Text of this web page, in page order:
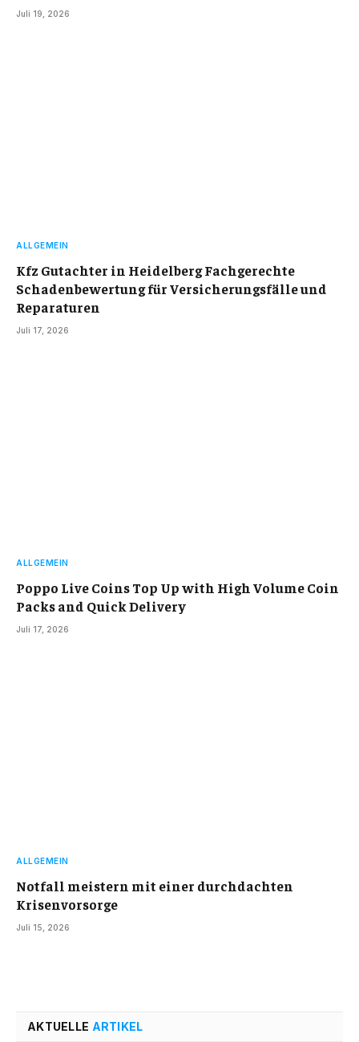
Juli 19, 2026
ALLGEMEIN
Kfz Gutachter in Heidelberg Fachgerechte
Schadenbewertung für Versicherungsfälle und
Reparaturen
Juli 17, 2026
ALLGEMEIN
Poppo Live Coins Top Up with High Volume Coin
Packs and Quick Delivery
Juli 17, 2026
ALLGEMEIN
Notfall meistern mit einer durchdachten
Krisenvorsorge
Juli 15, 2026
AKTUELLE ARTIKEL